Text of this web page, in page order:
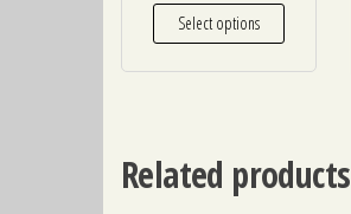
Select options
Related products